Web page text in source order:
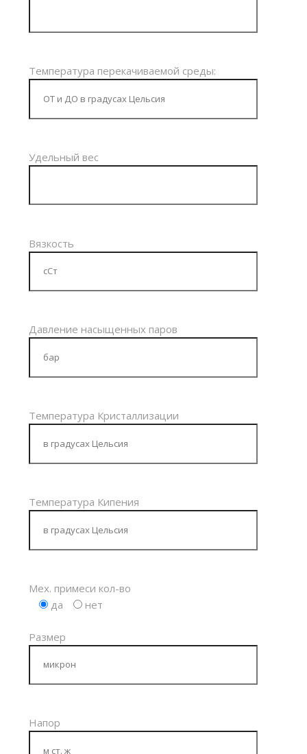
Температура перекачиваемой среды:
Удельный вес
Вязкость
Давление насыщенных паров
Температура Кристаллизации
Температура Кипения
Мех. примеси кол-во
да
нет
Размер
Напор